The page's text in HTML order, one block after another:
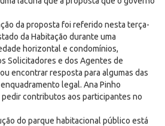
da proposta foi referido nesta terça-
da Habitação durante uma
horizontal e condomínios,
Solicitadores e dos Agentes de
encontrar resposta para algumas das
legal. Ana Pinho
pedir contributos aos participantes no
do parque habitacional público está